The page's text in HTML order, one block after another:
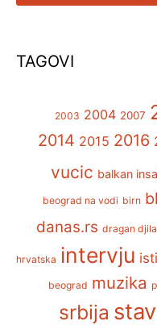
TAGOVI
2003 2004 2007
2014 2015 2016
vucic balkan
beograd na vodi birn
danas.rs dragan
hrvatska intervju
beograd muzika
srbija stav